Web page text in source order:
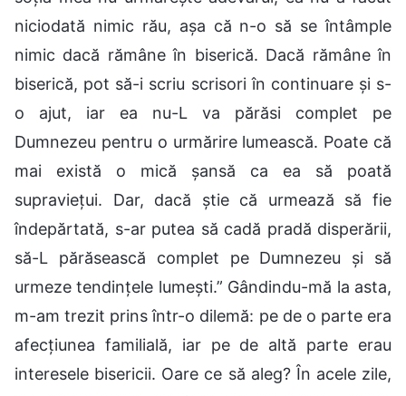
niciodată nimic rău, așa că n-o să se întâmple
nimic dacă rămâne în biserică. Dacă rămâne în
biserică, pot să-i scriu scrisori în continuare și s-
o ajut, iar ea nu-L va părăsi complet pe
Dumnezeu pentru o urmărire lumească. Poate că
mai există o mică șansă ca ea să poată
supraviețui. Dar, dacă știe că urmează să fie
îndepărtată, s-ar putea să cadă pradă disperării,
să-L părăsească complet pe Dumnezeu și să
urmeze tendințele lumești.” Gândindu-mă la asta,
m-am trezit prins într-o dilemă: pe de o parte era
afecțiunea familială, iar pe de altă parte erau
interesele bisericii. Oare ce să aleg? În acele zile,